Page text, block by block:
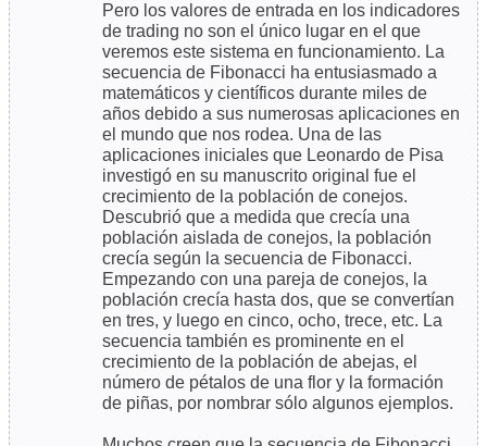
Pero los valores de entrada en los indicadores
de trading no son el único lugar en el que
veremos este sistema en funcionamiento. La
secuencia de Fibonacci ha entusiasmado a
matemáticos y científicos durante miles de
años debido a sus numerosas aplicaciones en
el mundo que nos rodea. Una de las
aplicaciones iniciales que Leonardo de Pisa
investigó en su manuscrito original fue el
crecimiento de la población de conejos.
Descubrió que a medida que crecía una
población aislada de conejos, la población
crecía según la secuencia de Fibonacci.
Empezando con una pareja de conejos, la
población crecía hasta dos, que se convertían
en tres, y luego en cinco, ocho, trece, etc. La
secuencia también es prominente en el
crecimiento de la población de abejas, el
número de pétalos de una flor y la formación
de piñas, por nombrar sólo algunos ejemplos.